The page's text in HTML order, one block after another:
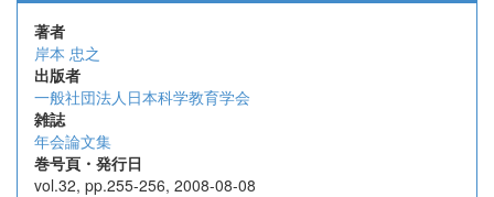
著者
岸本 忠之
出版者
一般社団法人日本科学教育学会
雑誌
年会論文集
巻号頁・発行日
vol.32, pp.255-256, 2008-08-08